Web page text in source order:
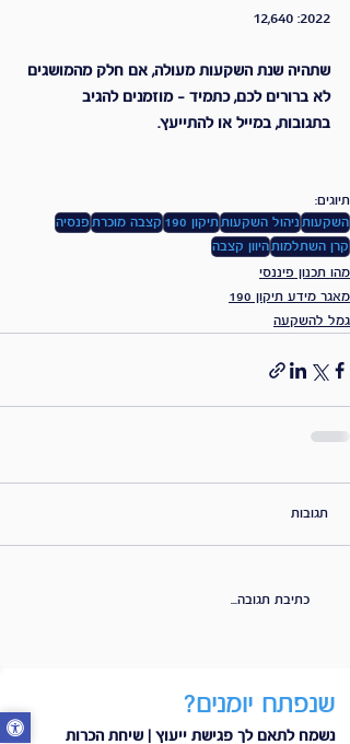
2022: 12,640
שתהיה שנת השקעות מעולה, אם חלק מהמושגים
לא ברורים לכם, כתמיד - מוזמנים להגיב
בתגובות, במייל או להתייעץ.
תיוגים:
השקעות ניהול השקעות תיקון 190 קצבה מוכרת פנסיה
קרן השתלמותהיוון קצבה
מהו תכנון פיננסי
מאגר מידע תיקון 190
גמל להשקעה
תגובות
כתיבת תגובה...
שנפתח יומנים?
נשמח לתאם לך פגישת ייעוץ | שיחת הכרות